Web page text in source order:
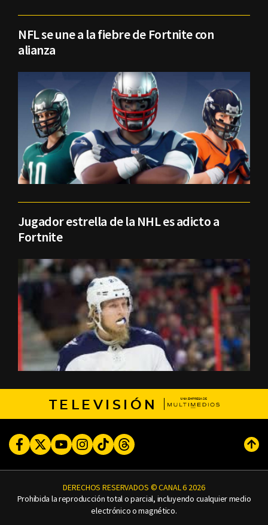
NFL se une a la fiebre de Fortnite con
alianza
Jugador estrella de la NHL es adicto a
Fortnite
TELEVISIÓN
FacebookTwitterYoutubeInstagram
TikTokThreads
DERECHOS RESERVADOS © CANAL 6 2026
Prohibida la reproducción total o parcial, incluyendo cualquier medio
electrónico o magnético.